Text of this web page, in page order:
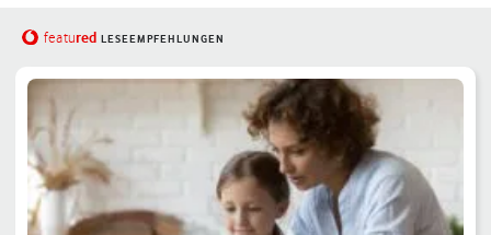
featured LESEEMPFEHLUNGEN